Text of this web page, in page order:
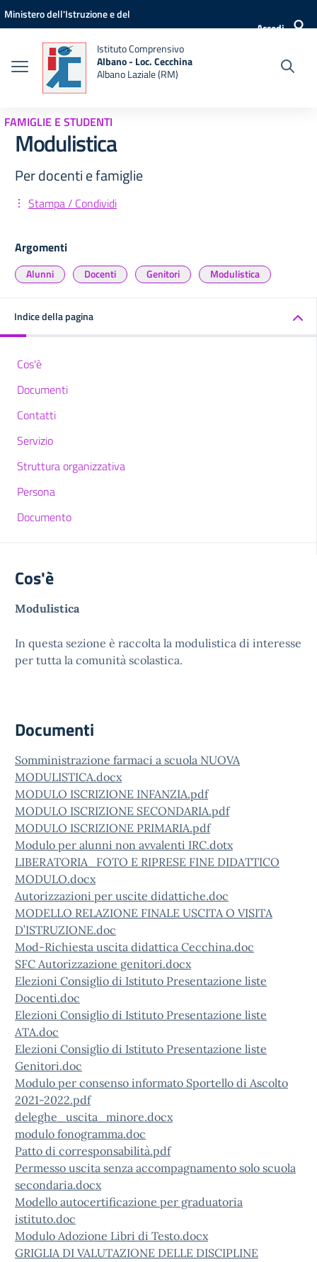
Vai ai contenuti
Vai al menu di navigazione
Vai al footer
Ministero dell'Istruzione e del
Accedi
Istituto Comprensivo
Albano - Loc. Cecchina
Albano Laziale (RM)
FAMIGLIE E STUDENTI
Modulistica
Per docenti e famiglie
Stampa / Condividi
Argomenti
Alunni Docenti Genitori Modulistica
Indice della pagina
Cos'è
Documenti
Contatti
Servizio
Struttura organizzativa
Persona
Documento
Cos'è
Modulistica
In questa sezione è raccolta la modulistica di interesse
per tutta la comunità scolastica.
Documenti
Somministrazione farmaci a scuola NUOVA
MODULISTICA.docx
MODULO ISCRIZIONE INFANZIA.pdf
MODULO ISCRIZIONE SECONDARIA.pdf
MODULO ISCRIZIONE PRIMARIA.pdf
Modulo per alunni non avvalenti IRC.dotx
LIBERATORIA_FOTO E RIPRESE FINE DIDATTICO
MODULO.docx
Autorizzazioni per uscite didattiche.doc
MODELLO RELAZIONE FINALE USCITA O VISITA
D’ISTRUZIONE.doc
Mod-Richiesta uscita didattica Cecchina.doc
SFC Autorizzazione genitori.docx
Elezioni Consiglio di Istituto Presentazione liste
Docenti.doc
Elezioni Consiglio di Istituto Presentazione liste
ATA.doc
Elezioni Consiglio di Istituto Presentazione liste
Genitori.doc
Modulo per consenso informato Sportello di Ascolto
2021-2022.pdf
deleghe_uscita_minore.docx
modulo fonogramma.doc
Patto di corresponsabilità.pdf
Permesso uscita senza accompagnamento solo scuola
secondaria.docx
Modello autocertificazione per graduatoria
istituto.doc
Modulo Adozione Libri di Testo.docx
GRIGLIA DI VALUTAZIONE DELLE DISCIPLINE